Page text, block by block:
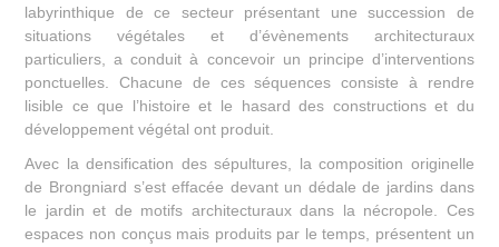
labyrinthique de ce secteur présentant une succession de
situations végétales et d’évènements architecturaux
particuliers, a conduit à concevoir un principe d’interventions
ponctuelles. Chacune de ces séquences consiste à rendre
lisible ce que l’histoire et le hasard des constructions et du
développement végétal ont produit.
Avec la densification des sépultures, la composition originelle
de Brongniard s’est effacée devant un dédale de jardins dans
le jardin et de motifs architecturaux dans la nécropole. Ces
espaces non conçus mais produits par le temps, présentent un